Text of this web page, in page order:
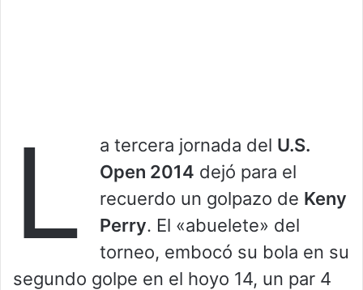
L a tercera jornada del U.S.
Open 2014 dejó para el
recuerdo un golpazo de Keny
Perry. El «abuelete» del
torneo, embocó su bola en su
segundo golpe en el hoyo 14, un par 4